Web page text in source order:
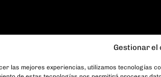
Gestionar el
las mejores experiencias, utilizamos tecnologías